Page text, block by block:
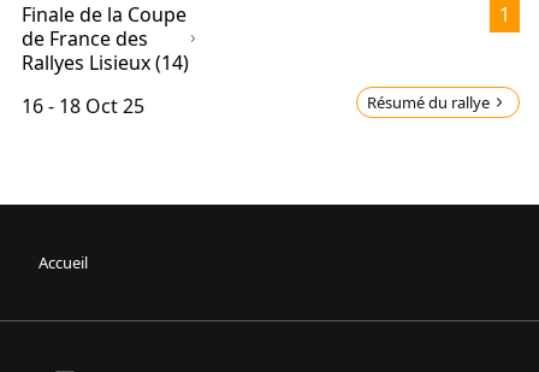
Finale de la Coupe
de France des
Rallyes Lisieux (14)
16 - 18 Oct 25
1
Résumé du rallye
Accueil